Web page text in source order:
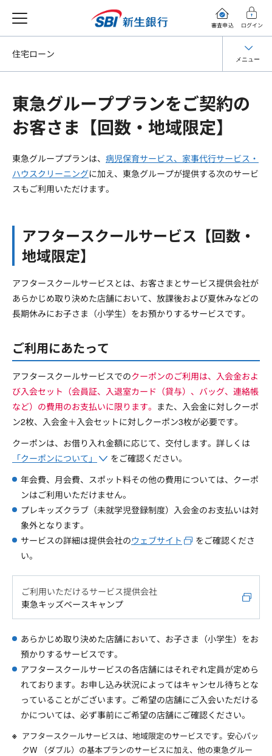
審査申込 ログイン
東急グループプランをご契約の
お客さま【回数・地域限定】
東急グループプランは、 病児保育サービス、家事代行サービス・
ハウスクリーニングに加え、東急グループが提供する次のサービ
スもご利用いただけます。
アフタースクールサービス【回数・
地域限定】
アフタースクールサービスとは、お客さまとサービス提供会社が
あらかじめ取り決めた店舗において、放課後および夏休みなどの
長期休みにお子さま（小学生）をお預かりするサービスです。
ご利用にあたって
アフタースクールサービスでのクーポンのご利用は、入会金およ
び入会セット（会員証、入退室カード（貸与）、バッグ、連絡帳
など）の費用のお支払いに限ります。 また、入会金に対しクーポ
ン2枚、入会金＋入会セットに対しクーポン3枚が必要です。
クーポンは、お借り入れ金額に応じて、交付します。詳しくは
「クーポンについて」
をご確認ください。
年会費、月会費、スポット料その他の費用については、クーポ
ンはご利用いただけません。
プレキッズクラブ（未就学児登録制度）入会金のお支払いは対
象外となります。
サービスの詳細は提供会社のウェブサイト
をご確認くださ
い。
ご利用いただけるサービス提供会社
東急キッズベースキャンプ
あらかじめ取り決めた店舗において、お子さま（小学生）をお
預かりするサービスです。
アフタースクールサービスの各店舗にはそれぞれ定員が定めら
れております。お申し込み状況によってはキャンセル待ちとな
っていることがございます。ご希望の店舗にご入会いただける
かについては、必ず事前にご希望の店舗にご確認ください。
アフタースクールサービスは、地域限定のサービスです。安心パッ
クW （ダブル）の基本プランのサービスに加え、他の東急グルー
住宅ローン メニュー